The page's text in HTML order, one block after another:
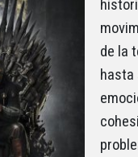
de la
hasta